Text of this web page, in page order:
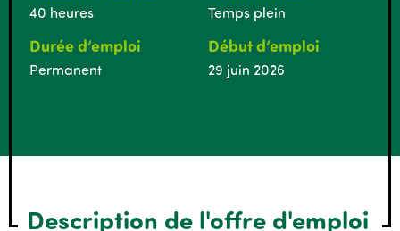
40 heures Temps plein
Durée d’emploi
Permanent
Début d’emploi
29 juin 2026
Description de l'offre d'emploi